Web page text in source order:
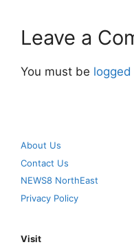
Leave a
You must be logged
About Us
Contact Us
NEWS8 NorthEast
Privacy Policy
Visit